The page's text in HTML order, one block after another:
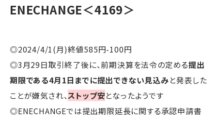
ENECHANGE＜4169＞
◎2024/4/1(月)終値585円-100円
◎3月29日取引終了後に、前期決算を法令の定める提出
期限である4月1日までに提出できない見込みと発表した
ことが嫌気され、ストップ安となったようです
◎ENECHANGEでは提出期限延長に関する承認申請書